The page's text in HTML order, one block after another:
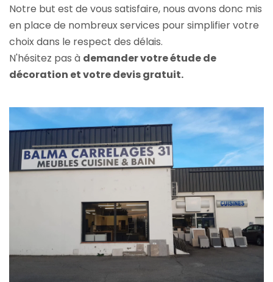
Notre but est de vous satisfaire, nous avons donc mis
en place de nombreux services pour simplifier votre
choix dans le respect des délais.
N'hésitez pas à demander votre étude de
décoration et votre devis gratuit.